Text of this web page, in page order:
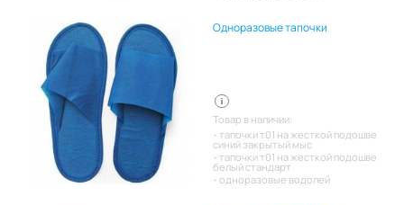
Одноразовые тапочки
Товар в наличии:
тапочки т01 на жесткой подошве
синий закрытый мыс
тапочки т01 на жесткой подошве
белый стандарт
одноразовые водолей